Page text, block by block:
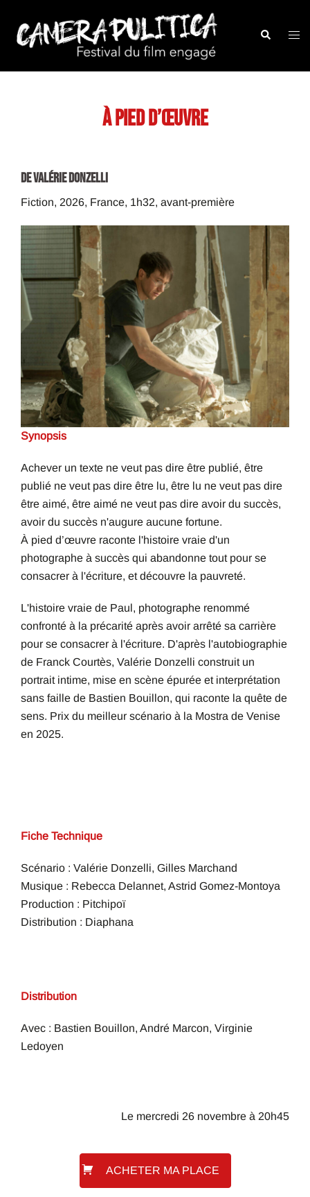
contenu
Rechercher
À PIED D’ŒUVRE
de Valérie Donzelli
Fiction, 2026, France, 1h32, avant-première
Synopsis
Achever un texte ne veut pas dire être publié, être
publié ne veut pas dire être lu, être lu ne veut pas dire
être aimé, être aimé ne veut pas dire avoir du succès,
avoir du succès n'augure aucune fortune.
À pied d’œuvre raconte l'histoire vraie d'un
photographe à succès qui abandonne tout pour se
consacrer à l'écriture, et découvre la pauvreté.
L'histoire vraie de Paul, photographe renommé
confronté à la précarité après avoir arrêté sa carrière
pour se consacrer à l'écriture. D'après l'autobiographie
de Franck Courtès, Valérie Donzelli construit un
portrait intime, mise en scène épurée et interprétation
sans faille de Bastien Bouillon, qui raconte la quête de
sens. Prix du meilleur scénario à la Mostra de Venise
en 2025.
Fiche Technique
Scénario : Valérie Donzelli, Gilles Marchand
Musique : Rebecca Delannet, Astrid Gomez-Montoya
Production : Pitchipoï
Distribution : Diaphana
Distribution
Avec : Bastien Bouillon, André Marcon, Virginie
Ledoyen
Le mercredi 26 novembre à 20h45
ACHETER MA PLACE